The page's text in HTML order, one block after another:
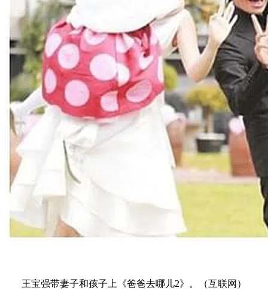
王宝强带妻子和孩子上《爸爸去哪儿2》。（互联网）